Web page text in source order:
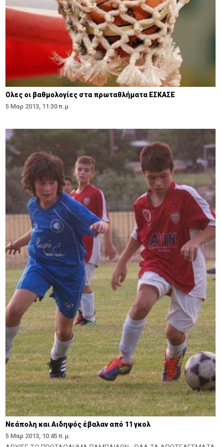
Ολες οι βαθμολογίες στα πρωταθλήματα ΕΣΚΑΣΕ
5 Μαρ 2013, 11:30 π.μ.
Νεάπολη και Αιδηψός έβαλαν από 11 γκολ
5 Μαρ 2013, 10:45 π.μ.